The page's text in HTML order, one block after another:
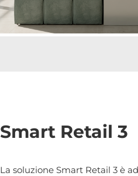
Smart Retail 3
La soluzione Smart Retail 3 è